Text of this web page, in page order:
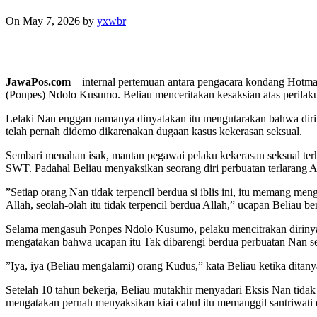
On May 7, 2026 by yxwbr
JawaPos.com – internal pertemuan antara pengacara kondang
(Ponpes) Ndolo Kusumo. Beliau menceritakan kesaksian atas
Lelaki Nan enggan namanya dinyatakan itu mengutarakan bahwa
telah pernah didemo dikarenakan dugaan kasus kekerasan seksual.
Sembari menahan isak, mantan pegawai pelaku kekerasan seksual
SWT. Padahal Beliau menyaksikan seorang diri perbuatan terlarang
”Setiap orang Nan tidak terpencil berdua si iblis ini, itu memang
Allah, seolah-olah itu tidak terpencil berdua Allah,” ucapan Beliau
Selama mengasuh Ponpes Ndolo Kusumo, pelaku mencitrakan
mengatakan bahwa ucapan itu Tak dibarengi berdua perbuatan Nan
”Iya, iya (Beliau mengalami) orang Kudus,” kata Beliau ketika
Setelah 10 tahun bekerja, Beliau mutakhir menyadari Eksis Nan
mengatakan pernah menyaksikan kiai cabul itu memanggil santriwati